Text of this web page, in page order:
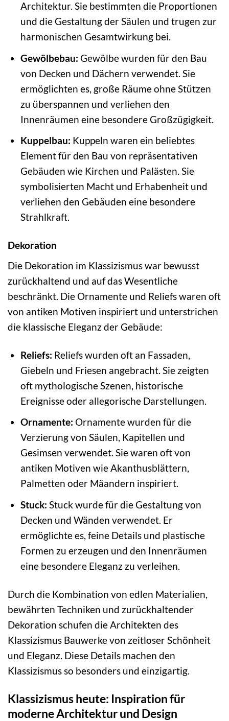
Architektur. Sie bestimmten die Proportionen
und die Gestaltung der Säulen und trugen zur
harmonischen Gesamtwirkung bei.
Gewölbebau: Gewölbe wurden für den Bau
von Decken und Dächern verwendet. Sie
ermöglichten es, große Räume ohne Stützen
zu überspannen und verliehen den
Innenräumen eine besondere Großzügigkeit.
Kuppelbau: Kuppeln waren ein beliebtes
Element für den Bau von repräsentativen
Gebäuden wie Kirchen und Palästen. Sie
symbolisierten Macht und Erhabenheit und
verliehen den Gebäuden eine besondere
Strahlkraft.
Dekoration
Die Dekoration im Klassizismus war bewusst
zurückhaltend und auf das Wesentliche
beschränkt. Die Ornamente und Reliefs waren oft
von antiken Motiven inspiriert und unterstrichen
die klassische Eleganz der Gebäude:
Reliefs: Reliefs wurden oft an Fassaden,
Giebeln und Friesen angebracht. Sie zeigten
oft mythologische Szenen, historische
Ereignisse oder allegorische Darstellungen.
Ornamente: Ornamente wurden für die
Verzierung von Säulen, Kapitellen und
Gesimsen verwendet. Sie waren oft von
antiken Motiven wie Akanthusblättern,
Palmetten oder Mäandern inspiriert.
Stuck: Stuck wurde für die Gestaltung von
Decken und Wänden verwendet. Er
ermöglichte es, feine Details und plastische
Formen zu erzeugen und den Innenräumen
eine besondere Eleganz zu verleihen.
Durch die Kombination von edlen Materialien,
bewährten Techniken und zurückhaltender
Dekoration schufen die Architekten des
Klassizismus Bauwerke von zeitloser Schönheit
und Eleganz. Diese Details machen den
Klassizismus so besonders und einzigartig.
Klassizismus heute: Inspiration für
moderne Architektur und Design